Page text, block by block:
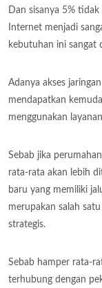
Dan sisanya 5%
Internet menjadi
kebutuhan ini sangat
Adanya akses
mendapatkan
menggunakan
Sebab jika
rata-rata akan lebih
baru yang memiliki
merupakan salah
strategis.
Sebab hamper rata-
terhubung dengan